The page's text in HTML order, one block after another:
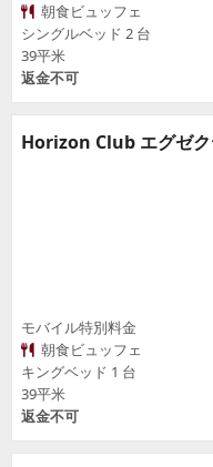
朝食ビュッフェ
シングルベッド 2 台
39平米
返金不可
Horizon Club エグゼク
モバイル特別料金
朝食ビュッフェ
キングベッド 1 台
39平米
返金不可